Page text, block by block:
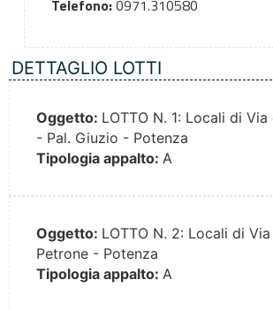
Telefono:0971.310580
DETTAGLIO LOTTI
Oggetto: LOTTO N. 1: Locali di
- Pal. Giuzio - Potenza
Tipologia appalto: A
Oggetto: LOTTO N. 2: Locali di
Petrone - Potenza
Tipologia appalto: A